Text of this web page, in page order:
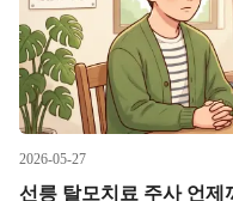
2026-05-27
선릉 탈모치료 주사 언제